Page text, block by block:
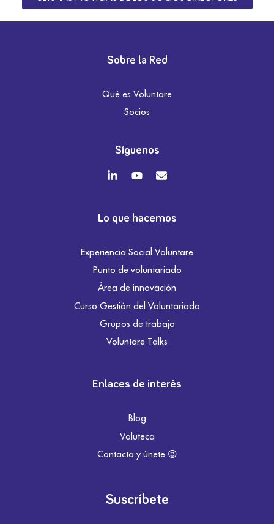
Sobre la Red
Qué es Voluntare
Socios
Síguenos
Lo que hacemos
Experiencia Social Voluntare
Punto de voluntariado
Área de innovación
Curso Gestión del Voluntariado
Grupos de trabajo
Voluntare Talks
Enlaces de interés
Blog
Voluteca
Contacta y únete 😉
Suscríbete